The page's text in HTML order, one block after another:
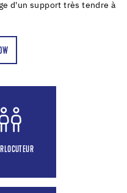
d'un support très tendre à